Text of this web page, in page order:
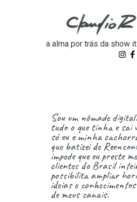
a alma por trás da show it
Sou um nômade
tudo o que tinha e sai
só eu e minha
que batizei de
impede que eu preste
clientes do Brasil
possibilita ampliar
ideias e
de meus canais.